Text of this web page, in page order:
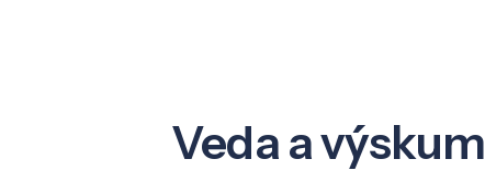
Veda a výskum